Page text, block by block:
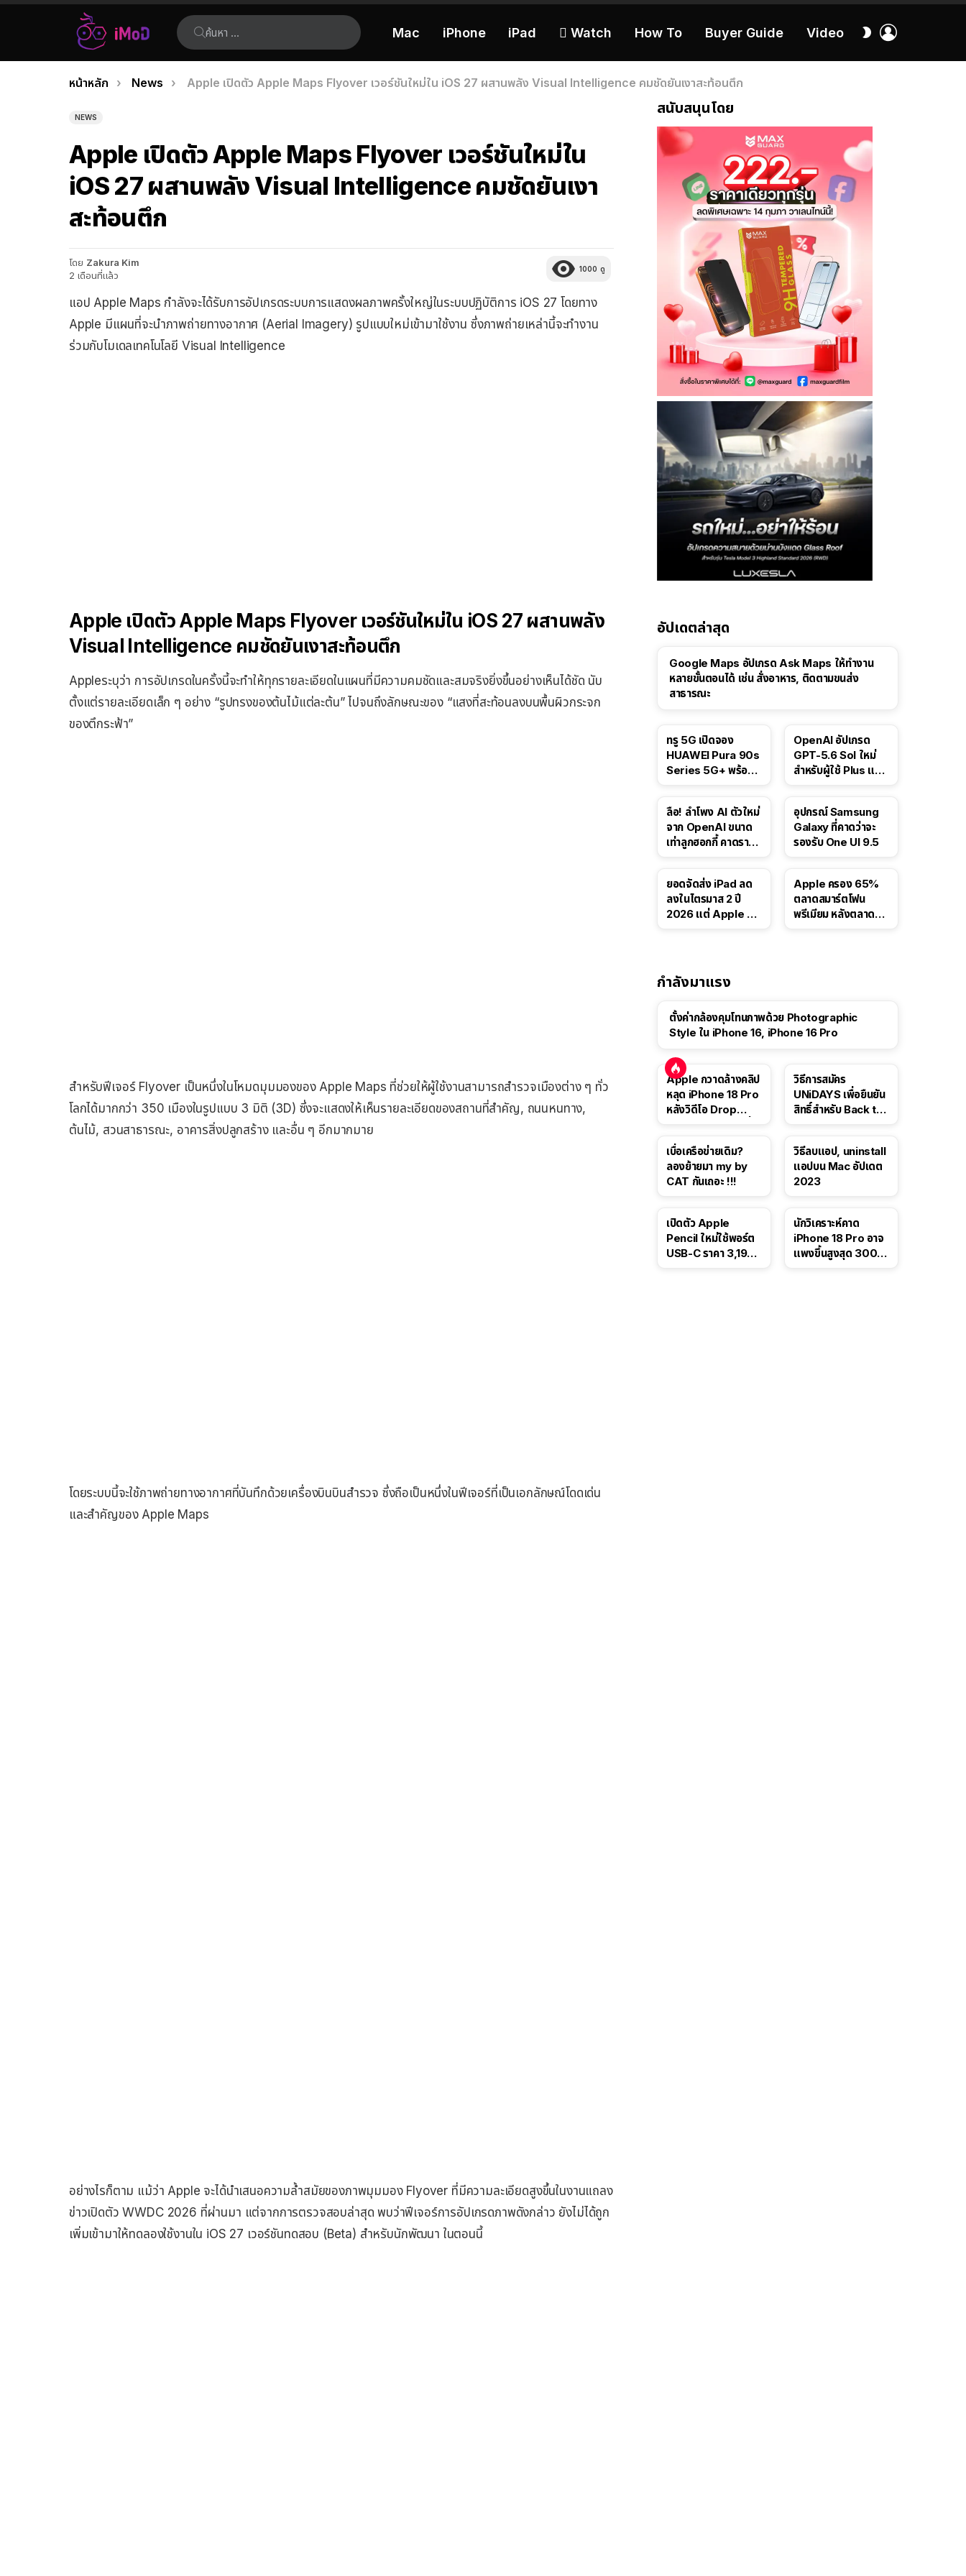
ค้นหา:
Mac iPhone iPad  Watch How To Buyer Guide Video
สลับ
เรื่อง
ล่าสุด
คุณอยู่ที่นี่:
หน้าหลัก News Apple เปิดตัว Apple Maps Flyover เวอร์ชันใหม่ใน iOS 27 ผสานพลัง Visual Intelligence คมชัดยันเงาสะท้อนตึก
NEWS
Apple เปิดตัว Apple Maps Flyover เวอร์ชันใหม่ใน
iOS 27 ผสานพลัง Visual Intelligence คมชัดยันเงา
สะท้อนตึก
โดย Zakura Kim
2 เดือนที่แล้ว
1000 ดู
แอป Apple Maps กำลังจะได้รับการอัปเกรดระบบการแสดงผลภาพครั้งใหญ่ในระบบปฏิบัติการ iOS 27 โดยทาง
Apple มีแผนที่จะนำภาพถ่ายทางอากาศ (Aerial Imagery) รูปแบบใหม่เข้ามาใช้งาน ซึ่งภาพถ่ายเหล่านี้จะทำงาน
ร่วมกับโมเดลเทคโนโลยี Visual Intelligence
Apple เปิดตัว Apple Maps Flyover เวอร์ชันใหม่ใน iOS 27 ผสานพลัง
Visual Intelligence คมชัดยันเงาสะท้อนตึก
Appleระบุว่า การอัปเกรดในครั้งนี้จะทำให้ทุกรายละเอียดในแผนที่มีความคมชัดและสมจริงยิ่งขึ้นอย่างเห็นได้ชัด นับ
ตั้งแต่รายละเอียดเล็ก ๆ อย่าง “รูปทรงของต้นไม้แต่ละต้น” ไปจนถึงลักษณะของ “แสงที่สะท้อนลงบนพื้นผิวกระจก
ของตึกระฟ้า”
สำหรับฟีเจอร์ Flyover เป็นหนึ่งในโหมดมุมมองของ Apple Maps ที่ช่วยให้ผู้ใช้งานสามารถสำรวจเมืองต่าง ๆ ทั่ว
โลกได้มากกว่า 350 เมืองในรูปแบบ 3 มิติ (3D) ซึ่งจะแสดงให้เห็นรายละเอียดของสถานที่สำคัญ, ถนนหนทาง,
ต้นไม้, สวนสาธารณะ, อาคารสิ่งปลูกสร้าง และอื่น ๆ อีกมากมาย
โดยระบบนี้จะใช้ภาพถ่ายทางอากาศที่บันทึกด้วยเครื่องบินบินสำรวจ ซึ่งถือเป็นหนึ่งในฟีเจอร์ที่เป็นเอกลักษณ์โดดเด่น
และสำคัญของ Apple Maps
อย่างไรก็ตาม แม้ว่า Apple จะได้นำเสนอความล้ำสมัยของภาพมุมมอง Flyover ที่มีความละเอียดสูงขึ้นในงานแถลง
ข่าวเปิดตัว WWDC 2026 ที่ผ่านมา แต่จากการตรวจสอบล่าสุด พบว่าฟีเจอร์การอัปเกรดภาพดังกล่าว ยังไม่ได้ถูก
เพิ่มเข้ามาให้ทดลองใช้งานใน iOS 27 เวอร์ชันทดสอบ (Beta) สำหรับนักพัฒนา ในตอนนี้
สนับสนุนโดย
อัปเดตล่าสุด
Google Maps อัปเกรด Ask Maps ให้ทำงาน
หลายขั้นตอนได้ เช่น สั่งอาหาร, ติดตามขนส่ง
สาธารณะ
ทรู 5G เปิดจอง
HUAWEI Pura 90s
Series 5G+ พร้อม
OpenAI อัปเกรด
GPT-5.6 Sol ใหม่
สำหรับผู้ใช้ Plus และ
ลือ! ลำโพง AI ตัวใหม่
จาก OpenAI ขนาด
เท่าลูกฮอกกี้ คาดราคา
อุปกรณ์ Samsung
Galaxy ที่คาดว่าจะ
รองรับ One UI 9.5
ยอดจัดส่ง iPad ลด
ลงในไตรมาส 2 ปี
2026 แต่ Apple ยัง
Apple ครอง 65%
ตลาดสมาร์ตโฟน
พรีเมียม หลังตลาดทำ
กำลังมาแรง
ตั้งค่ากล้องคุมโทนภาพด้วย Photographic
Style ใน iPhone 16, iPhone 16 Pro
Apple กวาดล้างคลิป
หลุด iPhone 18 Pro
หลังวิดีโอ Drop
วิธีการสมัคร
UNiDAYS เพื่อยืนยัน
สิทธิ์สำหรับ Back to
เบื่อเครือข่ายเดิม?
ลองย้ายมา my by
CAT กันเถอะ !!!
วิธีลบแอป, uninstall
แอปบน Mac อัปเดต
2023
เปิดตัว Apple
Pencil ใหม่ใช้พอร์ต
USB-C ราคา 3,190
นักวิเคราะห์คาด
iPhone 18 Pro อาจ
แพงขึ้นสูงสุด 300